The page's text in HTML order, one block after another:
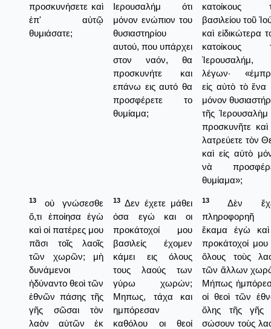
προσκυνήσετε καὶ
ἐπ' αὐτῷ
θυμιάσατε;
Ιερουσαλήμ ότι
μόνον ενώπιον του
θυσιαστηρίου
αυτού, που υπάρχει
στον ναόν, θα
προσκυνήτε και
επάνω εις αυτό θα
προσφέρετε το
θυμίαμα;
κατοίκους
βασιλείου τοῦ
καὶ εἰδικώτερα
κατοίκους
Ἱερουσαλήμ,
λέγων·
εἰς αὐτὸ τὸ ἕνα
μόνον
τῆς
προσκυνῆτε
λατρεύετε τὸν
καὶ εἰς αὐτὸ
νὰ
θυμίαμα»;
13
οὐ γνώσεσθε
ὅ,τι ἐποίησα ἐγὼ
καὶ οἱ πατέρες μου
πᾶσι τοῖς λαοῖς
τῶν χωρῶν; μὴ
δυνάμενοι
ἠδύναντο θεοὶ τῶν
ἐθνῶν πάσης τῆς
γῆς σῶσαι τὸν
λαὸν αὐτῶν ἐκ
13 Δεν έχετε μάθει
όσα εγώ και οι
προκάτοχοί μου
βασιλείς έχομεν
κάμει εις όλους
τους λαούς των
γύρω χωρών;
Μηπως, τάχα και
ημπόρεσαν
καθόλου οι θεοί
13
Δὲν
πληροφορηῆ
ἔκαμα ἐγὼ καὶ
προκάτοχοί μου
ὅλους τοὺς
τῶν ἄλλων
Μήπως
οἱ θεοὶ τῶν
ὅλης τῆς γῆς
σώσουν τοὺς